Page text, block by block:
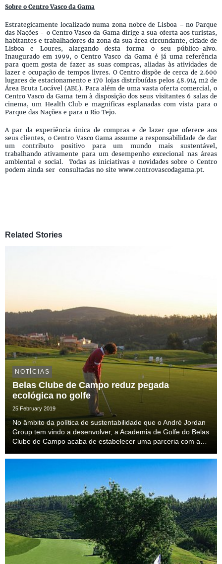
Sobre o Centro Vasco da Gama
Estrategicamente localizado numa zona nobre de Lisboa – no Parque
das Nações - o Centro Vasco da Gama dirige a sua oferta aos turistas,
habitantes e trabalhadores da zona da sua área circundante, cidade de
Lisboa e Loures, alargando desta forma o seu público-alvo.
Inaugurado em 1999, o Centro Vasco da Gama é já uma referência
para quem gosta de fazer as suas compras, aliadas às atividades de
lazer e ocupação de tempos livres. O Centro dispõe de cerca de 2.600
lugares de estacionamento e 170 lojas distribuídas pelos 48.914 m2 de
Área Bruta Locável (ABL). Para além de uma vasta oferta comercial, o
Centro Vasco da Gama tem à disposição dos seus visitantes 6 salas de
cinema, um Health Club e magnificas esplanadas com vista para o
Parque das Nações e para o Rio Tejo.
A par da experiência única de compras e de lazer que oferece aos
seus clientes, o Centro Vasco Gama assume a responsabilidade de dar
um contributo positivo para um mundo mais sustentável,
trabalhando ativamente para um desempenho excecional nas áreas
ambiental e social. Todas as iniciativas e novidades sobre o Centro
podem ainda ser consultadas no site www.centrovascodagama.pt.
Related Stories
NOTÍCIAS
Belas Clube de Campo reduz pegada
ecológica no golfe
25 February 2019
No âmbito da política de sustentabilidade que o André Jordan
Group tem vindo a desenvolver, a Academia de Golfe do Belas
Clube de Campo acaba de estabelecer uma parceria com a
Academia para os vários torneiros ao...